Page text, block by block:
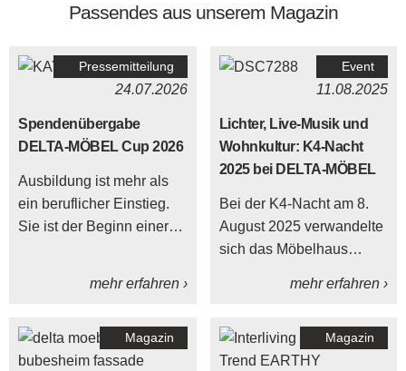
großen Typenplan mit
umfasst.
Passendes aus unserem Magazin
Pressemitteilung
24.07.2026
Spendenübergabe
DELTA-MÖBEL Cup 2026
Ausbildung ist mehr als
ein beruflicher Einstieg.
Sie ist der Beginn einer
aufbauen und ihren Platz
im Team finden. Bei
mehr erfahren ›
Event
11.08.2025
Lichter, Live-Musik und
Wohnkultur: K4-Nacht
2025 bei DELTA-MÖBEL
Bei der K4-Nacht am 8.
August 2025 verwandelte
sich das Möbelhaus
Location.
mehr erfahren ›
Magazin Magazin